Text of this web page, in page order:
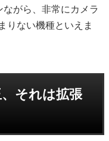
がら、非常にカメラ
りない機種といえま
、それは拡張